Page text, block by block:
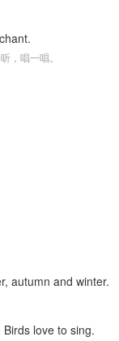
，唱一唱。
autumn and winter.
love to sing.